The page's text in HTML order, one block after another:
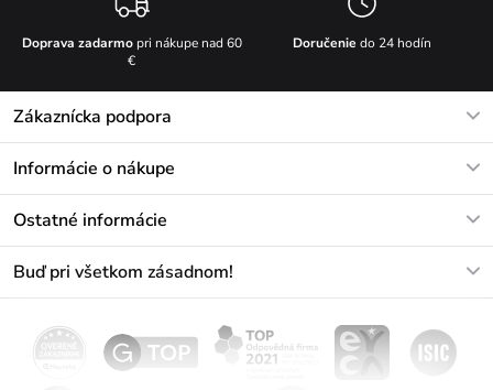
Doprava zadarmopri nákupe nad 60
€
Doručenie do 24 hodín
Zákaznícka podpora
info@vuch.sk
Informácie o nákupe
Materiály a údržba
Vrátenie a reklamácia
Ostatné informácie
Darčekové poukazy
Buď pri všetkom zásadnom!
Odoberať